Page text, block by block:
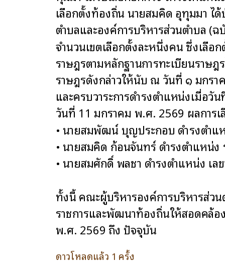
เลือกตั้งท้องถิ่น นายสมคิด อุทุมมา ไ
ตำบลและองค์การบริหารส่วนตำบล
จำนวนเขตเลือกตั้งละหนึ่งคน ซึ่งเลือ
ราษฎรตามหลักฐานการทะเบียนราษ
ราษฎรดังกล่าวให้นับ ณ วันที่ ๑ มกร
และครบวาระการดำรงตำแหน่งเมื่อ
วันที่ 11 มกราคม พ.ศ. 2569 ผลการ
• นายสมพัฒน์ บุญประกอบ ดำรงตำแ
• นายสมคิด ก้อนจันทร์ ดำรงตำแหน่
• นายสมศักดิ์ พลชา ดำรงตำแหน่ง เ
ทั้งนี้ คณะผู้บริหารองค์การบริหารส่ว
ราชการและพัฒนาท้องถิ่นให้สอดคล้อ
พ.ศ. 2569 ถึง ปัจจุบัน
ดาวโหลดแล้ว 1 ครั้ง